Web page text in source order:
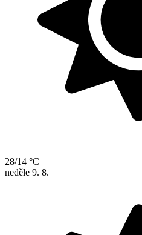
28/14 °C
neděle 9. 8.